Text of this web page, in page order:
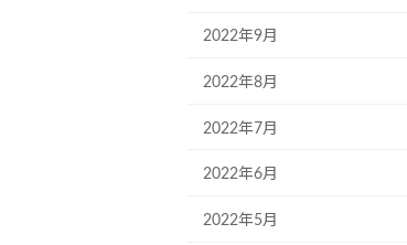
2022年9月
2022年8月
2022年7月
2022年6月
2022年5月